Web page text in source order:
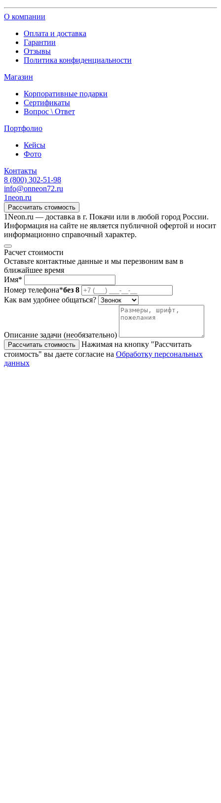
О компании
Оплата и доставка
Гарантии
Отзывы
Политика конфиденциальности
Магазин
Корпоративные подарки
Сертификаты
Вопрос \ Ответ
Портфолио
Кейсы
Фото
Контакты
8 (800) 302-51-98
info@onneon72.ru
1neon.ru
Рассчитать стоимость
1Neon.ru — доставка в г. Покачи или в любой город России.
Информация на сайте не является публичной офертой и носит
информационно справочный характер.
Расчет стоимости
Оставьте контактные данные и мы перезвоним вам в
ближайшее время
Имя*
Номер телефона*без 8
Как вам удобнее общаться?
Описание задачи (необязательно)
Рассчитать стоимость
Нажимая на кнопку "Рассчитать
стоимость" вы даете согласие на Обработку персональных
данных